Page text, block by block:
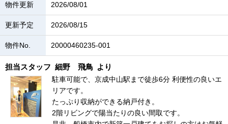
物件更新 2026/08/01
更新予定 2026/08/15
物件No. 20000460235-001
担当スタッフ 細野 飛鳥 より
駐車可能で、京成中山駅まで徒歩6分 利便性の良いエ
リアです。
たっぷり収納ができる納戸付き。
2階リビングで陽当たりの良い間取です。